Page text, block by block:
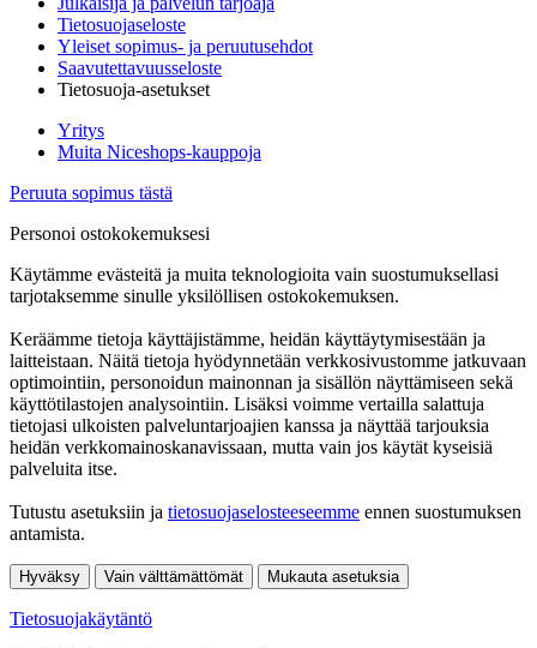
Tietosuojaseloste
Yleiset sopimus- ja peruutusehdot
Saavutettavuusseloste
Tietosuoja-asetukset
Yritys
Muita Niceshops-kauppoja
Peruuta sopimus tästä
Personoi ostokokemuksesi
Käytämme evästeitä ja muita teknologioita vain suostumuksellasi
tarjotaksemme sinulle yksilöllisen ostokokemuksen.
Keräämme tietoja käyttäjistämme, heidän käyttäytymisestään ja
laitteistaan. Näitä tietoja hyödynnetään verkkosivustomme jatkuvaan
optimointiin, personoidun mainonnan ja sisällön näyttämiseen sekä
käyttötilastojen analysointiin. Lisäksi voimme vertailla salattuja
tietojasi ulkoisten palveluntarjoajien kanssa ja näyttää tarjouksia
heidän verkkomainoskanavissaan, mutta vain jos käytät kyseisiä
palveluita itse.
Tutustu asetuksiin ja tietosuojaselosteeseemme ennen suostumuksen
antamista.
Hyväksy Vain välttämättömät Mukauta asetuksia
Tietosuojakäytäntö